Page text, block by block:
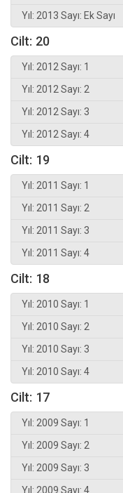
Yıl: 2013 Sayı: Ek Sayı
Cilt: 20
Yıl: 2012 Sayı: 1
Yıl: 2012 Sayı: 2
Yıl: 2012 Sayı: 3
Yıl: 2012 Sayı: 4
Cilt: 19
Yıl: 2011 Sayı: 1
Yıl: 2011 Sayı: 2
Yıl: 2011 Sayı: 3
Yıl: 2011 Sayı: 4
Cilt: 18
Yıl: 2010 Sayı: 1
Yıl: 2010 Sayı: 2
Yıl: 2010 Sayı: 3
Yıl: 2010 Sayı: 4
Cilt: 17
Yıl: 2009 Sayı: 1
Yıl: 2009 Sayı: 2
Yıl: 2009 Sayı: 3
Yıl: 2009 Sayı: 4